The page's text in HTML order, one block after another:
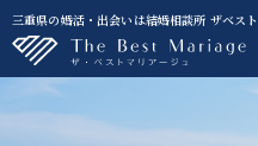
三重県の婚活・出会いは結婚相談所 ザベス